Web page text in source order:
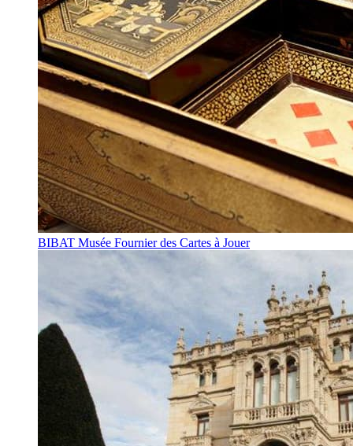
BIBAT Musée Fournier des Cartes à Jouer